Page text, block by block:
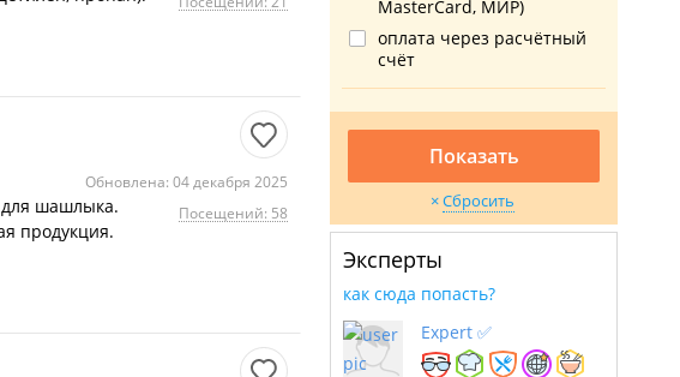
Обновлена: 04 декабря 2025
Посещений: 58
для шашлыка.
продукция.
MasterCard, МИР)
оплата через расчётный
счёт
Показать
Сбросить
Эксперты
как сюда попасть?
Expert ✅